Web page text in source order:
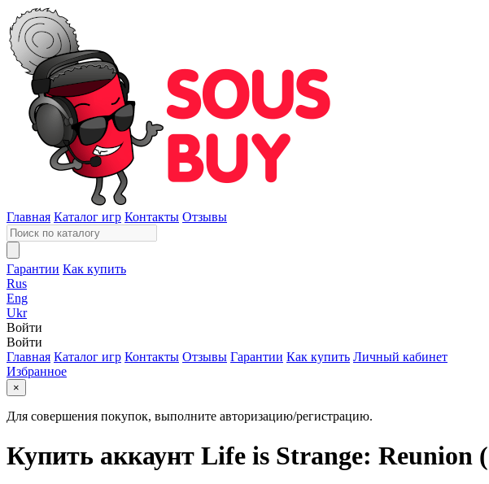
Главная Каталог игр Контакты Отзывы
Гарантии Как купить
Rus
Eng
Ukr
Войти
Войти
Главная Каталог игр Контакты Отзывы Гарантии Как купить Личный кабинет
Избранное
×
Для совершения покупок, выполните авторизацию/регистрацию.
Купить аккаунт Life is Strange: